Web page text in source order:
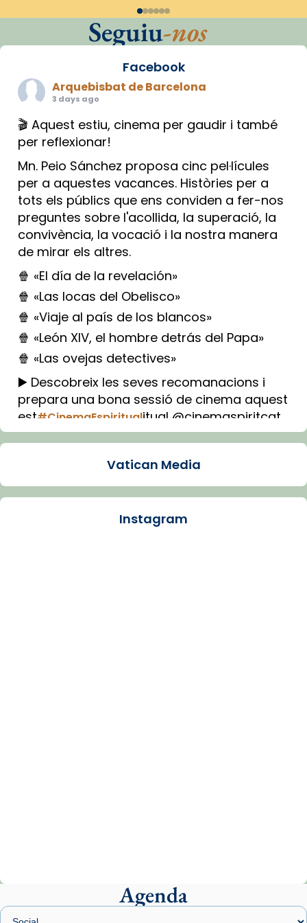
Seguiu-nos
Facebook
Arquebisbat de Barcelona
3 days ago
🎬 Aquest estiu, cinema per gaudir i també
per reflexionar!
Mn. Peio Sánchez proposa cinc pel·lícules
per a aquestes vacances. Històries per a
tots els públics que ens conviden a fer-nos
preguntes sobre l'acollida, la superació, la
convivència, la vocació i la nostra manera
de mirar els altres.
🍿 «El día de la revelación»
🍿 «Las locas del Obelisco»
🍿 «Viaje al país de los blancos»
🍿 «León XIV, el hombre detrás del Papa»
🍿 «Las ovejas detectives»
▶️ Descobreix les seves recomanacions i
prepara una bona sessió de cinema aquest
est#CinemaEspiritualitual @cinemaspiritcat
Imatge: Generada amb IA (OpenAI)
Arquebisbat de Barcelona
presidit aquest 27 de juliol la missa de Les
Santes de Mataró.
Vatican Media
Instagram
Agenda